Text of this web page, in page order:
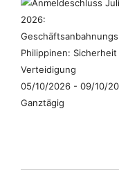
05/10/2026 - 09/10/
Ganztägig